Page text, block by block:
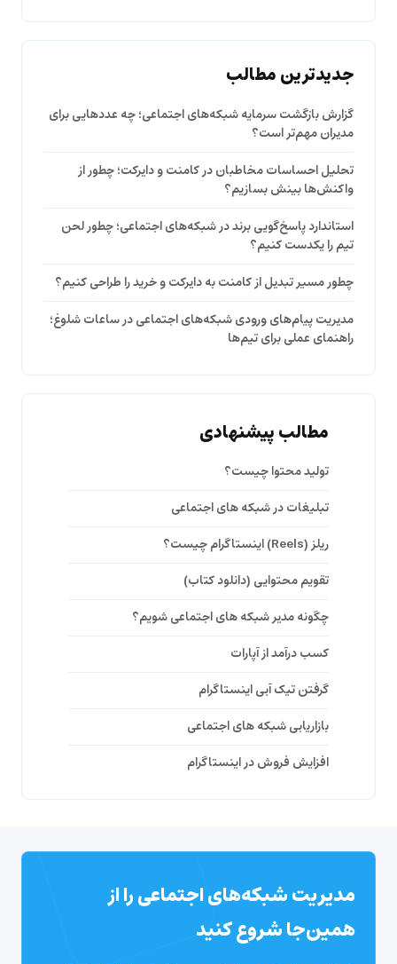
جدیدترین مطالب
گزارش بازگشت سرمایه شبکه‌های اجتماعی؛ چه عددهایی برای
مدیران مهم‌تر است؟
تحلیل احساسات مخاطبان در کامنت و دایرکت؛ چطور از
واکنش‌ها بینش بسازیم؟
استاندارد پاسخ‌گویی برند در شبکه‌های اجتماعی؛ چطور لحن
تیم را یکدست کنیم؟
چطور مسیر تبدیل از کامنت به دایرکت و خرید را طراحی کنیم؟
مدیریت پیام‌های ورودی شبکه‌های اجتماعی در ساعات شلوغ؛
راهنمای عملی برای تیم‌ها
مطالب پیشنهادی
تولید محتوا چیست؟
تبلیغات در شبکه های اجتماعی
ریلز (Reels) اینستاگرام چیست؟
تقویم محتوایی (دانلود کتاب)
چگونه مدیر شبکه های اجتماعی شویم؟
کسب درآمد از آپارات
گرفتن تیک آبی اینستاگرام
بازاریابی شبکه های اجتماعی
افزایش فروش در اینستاگرام
مدیریت شبکه‌های اجتماعی را از
همین‌جا شروع کنید